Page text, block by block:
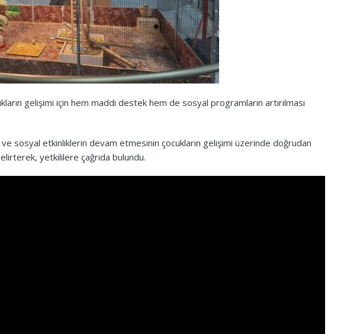
gelişimi için hem maddi destek hem de sosyal programların artırılması
sosyal etkinliklerin devam etmesinin çocukların gelişimi üzerinde doğrudan
yetkililere çağrıda bulundu.